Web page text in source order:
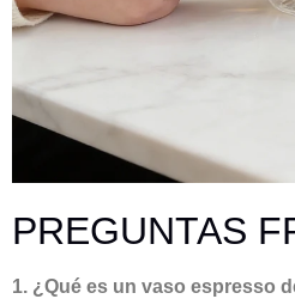
PREGUNTAS
1. ¿Qué es un vaso espresso